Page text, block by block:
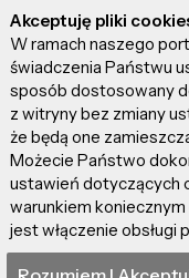
zdjęciami i
własnością
portalu nie
prezentowane
artykuł,
ponosisz
umieszczone
Szczegóły
© 2026
Akceptuję pliki
W ramach naszego
świadczenia Państwu
sposób dostosowany
z witryny bez zmiany
że będą one
Możecie Państwo
ustawień dotyczących
warunkiem
jest włączenie obsługi